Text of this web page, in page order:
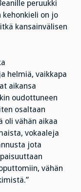
peruukki
on jo
kansainvälisen
helmiä, vaikkapa
aikansa
oudottuneen
osaltaan
oli vähän aikaa
vokaaleja
jota
vähän